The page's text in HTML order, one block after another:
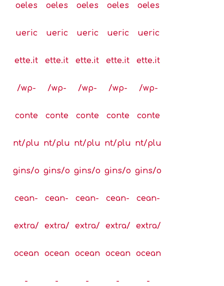
oeles
ueric
ette.it
/wp-
conte
nt/plu
gins/o
cean-
extra/
ocean
-
oeles
ueric
ette.it
/wp-
conte
nt/plu
gins/o
cean-
extra/
ocean
-
oeles
ueric
ette.it
/wp-
conte
nt/plu
gins/o
cean-
extra/
ocean
-
oeles
ueric
ette.it
/wp-
conte
nt/plu
gins/o
cean-
extra/
ocean
-
oeles
ueric
ette.it
/wp-
conte
nt/plu
gins/o
cean-
extra/
ocean
-